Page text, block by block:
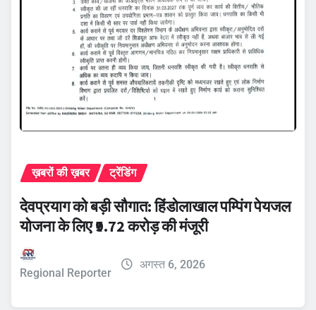
ख़बरों की ख़बर ट्रेंडिंग
देवप्रयाग को बड़ी सौगात: हिंडोलाखाल पम्पिंग पेयजल
योजना के लिए ₹9.72 करोड़ की मंजूरी
Regional Reporter
अगस्त 6, 2026